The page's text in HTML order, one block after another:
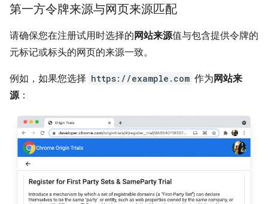
第一方令牌来源与网页来源匹配
请确保您在注册试用时选择的 网站来源值与包含提供令牌的
元标记或标头的网页的来源一致。
例如，如果您选择 https://example.com 作为 网站来
源：